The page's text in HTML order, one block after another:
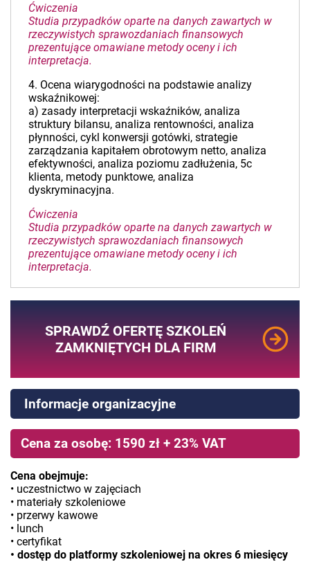
Ćwiczenia
Studia przypadków oparte na danych zawartych w
rzeczywistych sprawozdaniach finansowych
prezentujące omawiane metody oceny i ich
interpretacja.
4. Ocena wiarygodności na podstawie analizy
wskaźnikowej:
a) zasady interpretacji wskaźników, analiza
struktury bilansu, analiza rentowności, analiza
płynności, cykl konwersji gotówki, strategie
zarządzania kapitałem obrotowym netto, analiza
efektywności, analiza poziomu zadłużenia, 5c
klienta, metody punktowe, analiza
dyskryminacyjna.
Ćwiczenia
Studia przypadków oparte na danych zawartych w
rzeczywistych sprawozdaniach finansowych
prezentujące omawiane metody oceny i ich
interpretacja.
SPRAWDŹ OFERTĘ SZKOLEŃ
ZAMKNIĘTYCH DLA FIRM
Informacje organizacyjne
Cena za osobę: 1590 zł + 23% VAT
Cena obejmuje:
• uczestnictwo w zajęciach
• materiały szkoleniowe
• przerwy kawowe
• lunch
• certyfikat
• dostęp do platformy szkoleniowej na okres 6 miesięcy